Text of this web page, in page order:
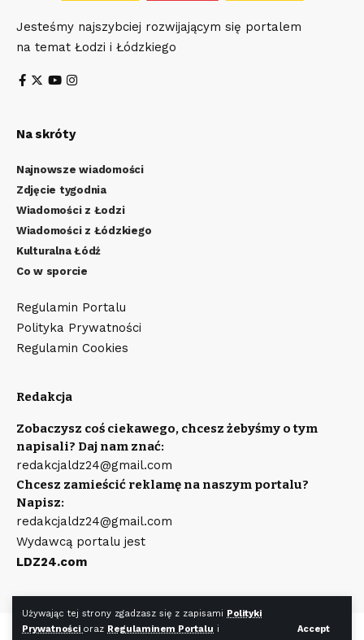
Używając tej strony zgadzasz się z zapisami Polityki
Prywatności oraz Regulaminem Portalu i
Accept
Jesteśmy najszybciej rozwijającym się portalem
na temat Łodzi i Łódzkiego
Na skróty
Najnowsze wiadomości
Zdjęcie tygodnia
Wiadomości z Łodzi
Wiadomości z Łódzkiego
Kulturalna Łódź
Co w sporcie
Regulamin Portalu
Polityka Prywatności
Regulamin Cookies
Redakcja
Zobaczysz coś ciekawego, chcesz żebyśmy o tym
napisali? Daj nam znać:
redakcjaldz24@gmail.com
Chcesz zamieścić reklamę na naszym portalu?
Napisz:
redakcjaldz24@gmail.com
Wydawcą portalu jest
LDZ24.com
©LDZ24.com Wszystkie prawa zastrzeżone. Wykonanie strony